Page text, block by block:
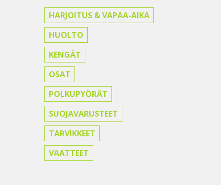
HARJOITUS & VAPAA-AIKA
HUOLTO
KENGÄT
OSAT
POLKUPYÖRÄT
SUOJAVARUSTEET
TARVIKKEET
VAATTEET